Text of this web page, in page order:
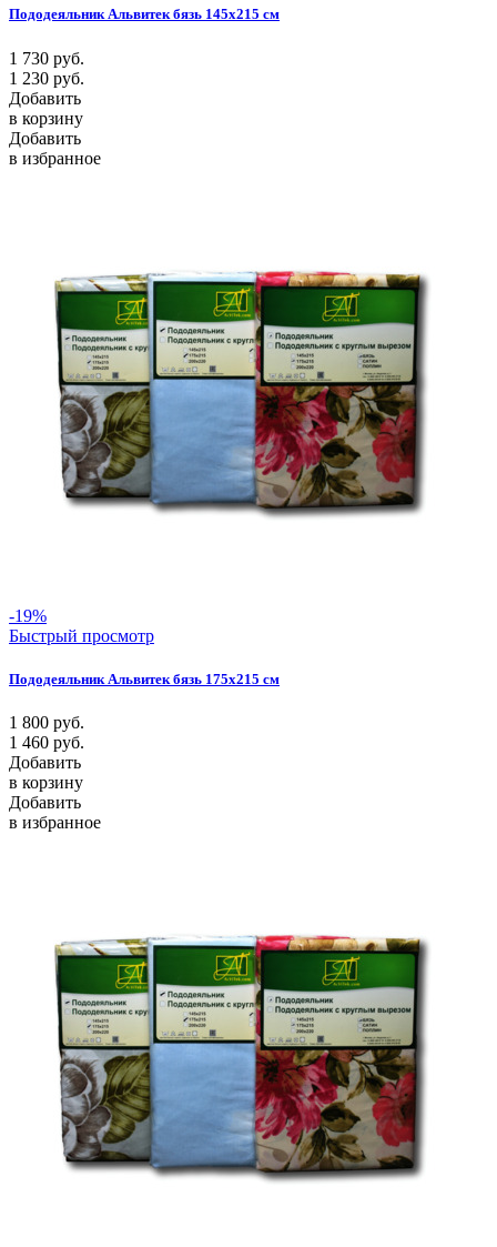
Пододеяльник Альвитек бязь 145х215 см
1 730 руб.
1 230 руб.
Добавить
в корзину
Добавить
в избранное
-19%
Быстрый просмотр
Пододеяльник Альвитек бязь 175х215 см
1 800 руб.
1 460 руб.
Добавить
в корзину
Добавить
в избранное